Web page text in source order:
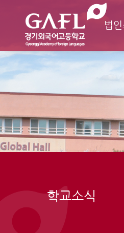
법
Home
학교소식